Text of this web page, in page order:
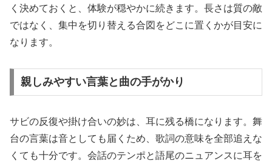
く決めておくと、体験が穏やかに続きます。長さは質の敵
ではなく、集中を切り替える合図をどこに置くかが目安に
なります。
親しみやすい言葉と曲の手がかり
サビの反復や掛け合いの妙は、耳に残る橋になります。舞
台の言葉は音としても届くため、歌詞の意味を全部追えな
くても十分です。会話のテンポと語尾のニュアンスに耳を